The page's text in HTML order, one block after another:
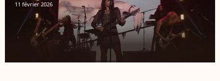
11 février 2026